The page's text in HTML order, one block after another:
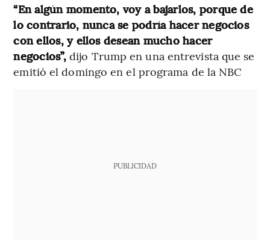
“En algún momento, voy a bajarlos, porque de
lo contrario, nunca se podría hacer negocios
con ellos, y ellos desean mucho hacer
negocios”,dijo Trump en una entrevista que se
emitió el domingo en el programa de la NBC
PUBLICIDAD